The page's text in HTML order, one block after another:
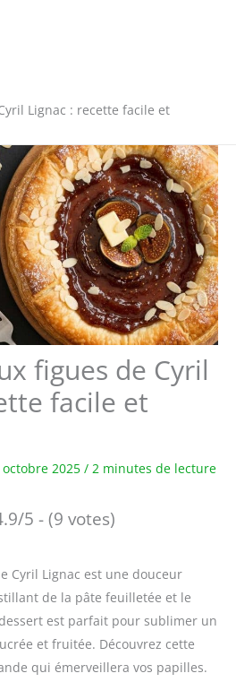
Lignac : recette facile et
figues de Cyril
facile et
octobre 2025 / 2 minutes de lecture
5 - (9 votes)
Cyril Lignac est une douceur
de la pâte feuilletée et le
est parfait pour sublimer un
et fruitée. Découvrez cette
qui émerveillera vos papilles.